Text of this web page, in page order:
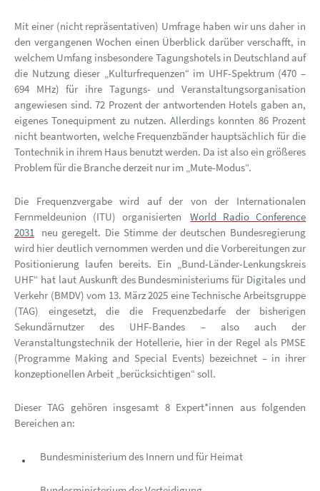
Mit einer (nicht repräsentativen) Umfrage haben wir uns daher in
den vergangenen Wochen einen Überblick darüber verschafft, in
welchem Umfang insbesondere Tagungshotels in Deutschland auf
die Nutzung dieser „Kulturfrequenzen“ im UHF-Spektrum (470 –
694 MHz) für ihre Tagungs- und Veranstaltungsorganisation
angewiesen sind. 72 Prozent der antwortenden Hotels gaben an,
eigenes Tonequipment zu nutzen. Allerdings konnten 86 Prozent
nicht beantworten, welche Frequenzbänder hauptsächlich für die
Tontechnik in ihrem Haus benutzt werden. Da ist also ein größeres
Problem für die Branche derzeit nur im „Mute-Modus“.
Die Frequenzvergabe wird auf der von der Internationalen
Fernmeldeunion (ITU) organisierten
World Radio Conference
2031 neu geregelt. Die Stimme der deutschen Bundesregierung
wird hier deutlich vernommen werden und die Vorbereitungen zur
Positionierung laufen bereits. Ein „Bund-Länder-Lenkungskreis
UHF“ hat laut Auskunft des Bundesministeriums für Digitales und
Verkehr (BMDV) vom 13. März 2025 eine Technische Arbeitsgruppe
(TAG) eingesetzt, die die Frequenzbedarfe der bisherigen
Sekundärnutzer des UHF-Bandes – also auch der
Veranstaltungstechnik der Hotellerie, hier in der Regel als PMSE
(Programme Making and Special Events) bezeichnet – in ihrer
konzeptionellen Arbeit „berücksichtigen“ soll.
Dieser TAG gehören insgesamt 8 Expert*innen aus folgenden
Bereichen an:
Bundesministerium des Innern und für Heimat